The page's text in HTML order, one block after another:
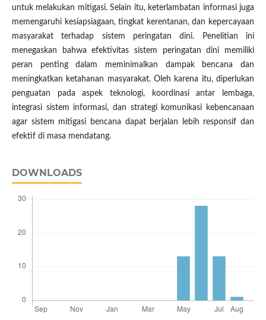
untuk melakukan mitigasi. Selain itu, keterlambatan informasi juga
memengaruhi kesiapsiagaan, tingkat kerentanan, dan kepercayaan
masyarakat terhadap sistem peringatan dini. Penelitian ini
menegaskan bahwa efektivitas sistem peringatan dini memiliki
peran penting dalam meminimalkan dampak bencana dan
meningkatkan ketahanan masyarakat. Oleh karena itu, diperlukan
penguatan pada aspek teknologi, koordinasi antar lembaga,
integrasi sistem informasi, dan strategi komunikasi kebencanaan
agar sistem mitigasi bencana dapat berjalan lebih responsif dan
efektif di masa mendatang.
DOWNLOADS